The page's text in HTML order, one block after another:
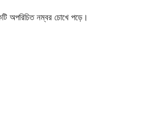
অপরিচিত নম্বর চোখে পড়ে।